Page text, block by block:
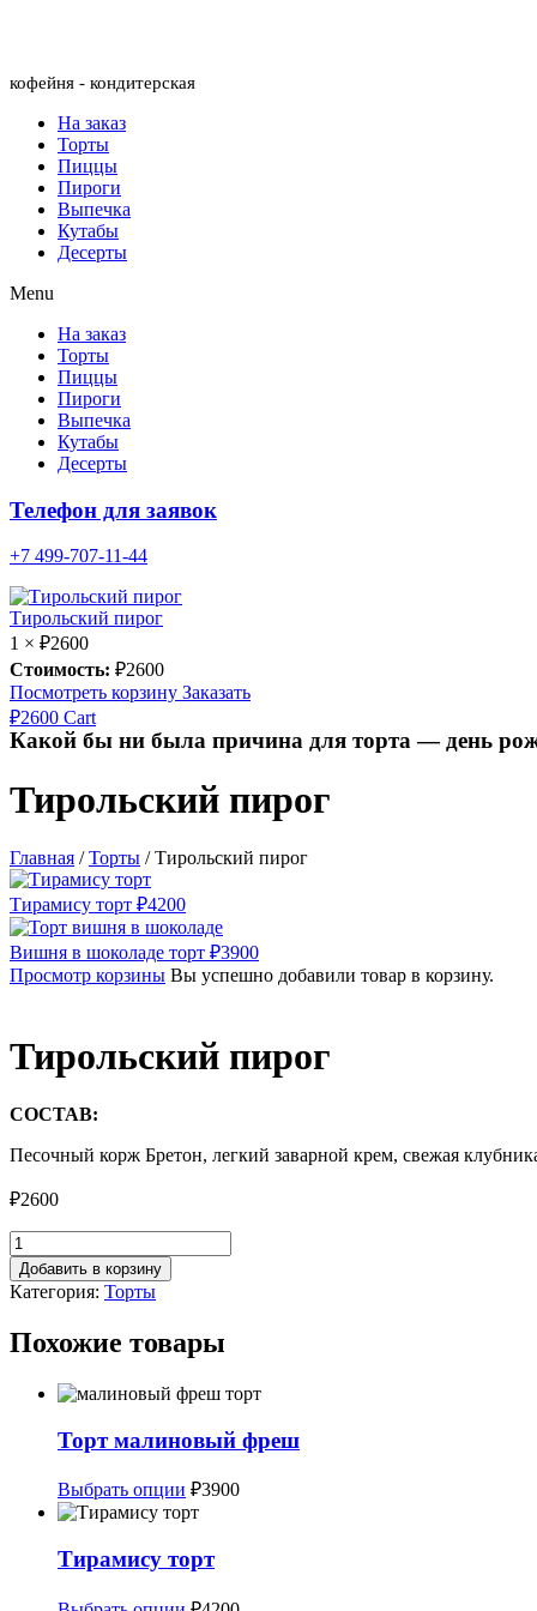
кофейня - кондитерская
На заказ
Торты
Пиццы
Пироги
Выпечка
Кутабы
Десерты
Menu
На заказ
Торты
Пиццы
Пироги
Выпечка
Кутабы
Десерты
Телефон для заявок
+7 499-707-11-44
Тирольский пирог
1 × ₽2600
Стоимость: ₽2600
Посмотреть корзину Заказать
₽2600 Cart
Какой бы ни была причина для торта — день
Тирольский пирог
Главная /Торты /Тирольский пирог
Тирамису торт ₽4200
Вишня в шоколаде торт ₽3900
Просмотр корзины Вы успешно добавили товар в корзину.
Тирольский пирог
СОСТАВ:
Песочный корж Бретон, легкий заварной крем, свежая
₽2600
Количество
товара
Тирольский
пирог
Добавить в корзину
Категория: Торты
Похожие товары
Торт малиновый фреш
Выбрать опции Этот
товар
вариаций.
₽3900
Тирамису торт
Этот